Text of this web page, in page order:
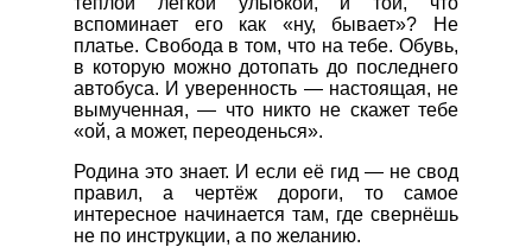
вспоминает его как «ну, бывает»? Не
платье. Свобода в том, что на тебе. Обувь,
в которую можно дотопать до последнего
автобуса. И уверенность — настоящая, не
вымученная, — что никто не скажет тебе
«ой, а может, переоденься».
Родина это знает. И если её гид — не свод
правил, а чертёж дороги, то самое
интересное начинается там, где свернёшь
не по инструкции, а по желанию.